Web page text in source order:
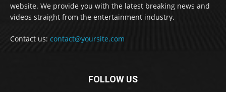
website. We provide you with the latest breaking news and
videos straight from the entertainment industry.
Contact us: contact@yoursite.com
FOLLOW US